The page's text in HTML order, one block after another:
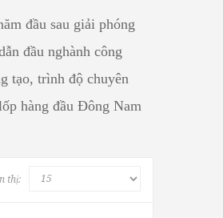
đầu sau giải phóng
đầu nghành công
tạo, trình độ chuyên
hàng đầu Đông Nam
thị: